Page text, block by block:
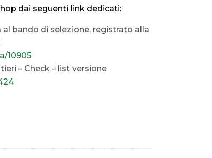
dai seguenti link dedicati:
bando di selezione, registrato alla
10905
– Check – list versione